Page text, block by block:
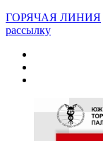
ГОРЯЧАЯ ЛИНИЯ
рассылку